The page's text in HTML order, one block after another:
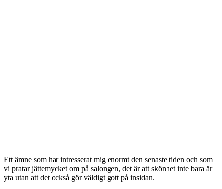
Ett ämne som har intresserat mig enormt den senaste tiden och som
vi pratar jättemycket om på salongen, det är att skönhet inte bara är
yta utan att det också gör väldigt gott på insidan.